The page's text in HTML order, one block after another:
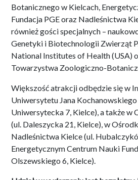
Botanicznego w Kielcach,
Fundacja PGE oraz Nadleśnictwa
również gości specjalnych –
Genetyki i Biotechnologii Zwierząt
National Institutes of Health (USA)
Towarzystwa Zoologiczno-
Większość atrakcji odbędzie się w
Uniwersytetu Jana Kochanowskiego
Uniwersytecka 7, Kielce), a także w
(ul. Daleszycka 21, Kielce), w
Nadleśnictwa Kielce (ul.
Energetycznym Centrum Nauki
Olszewskiego 6, Kielce).